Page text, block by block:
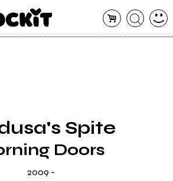
Spite
Doors
2009 -